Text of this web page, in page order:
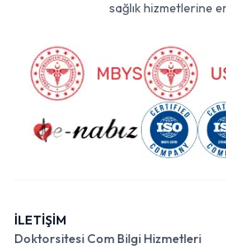
sağlık hizmetlerine
İLETİŞİM
Doktorsitesi Com Bilgi Hizmetleri